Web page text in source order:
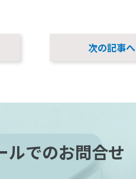
次の記事へ
ルでのお問合せ